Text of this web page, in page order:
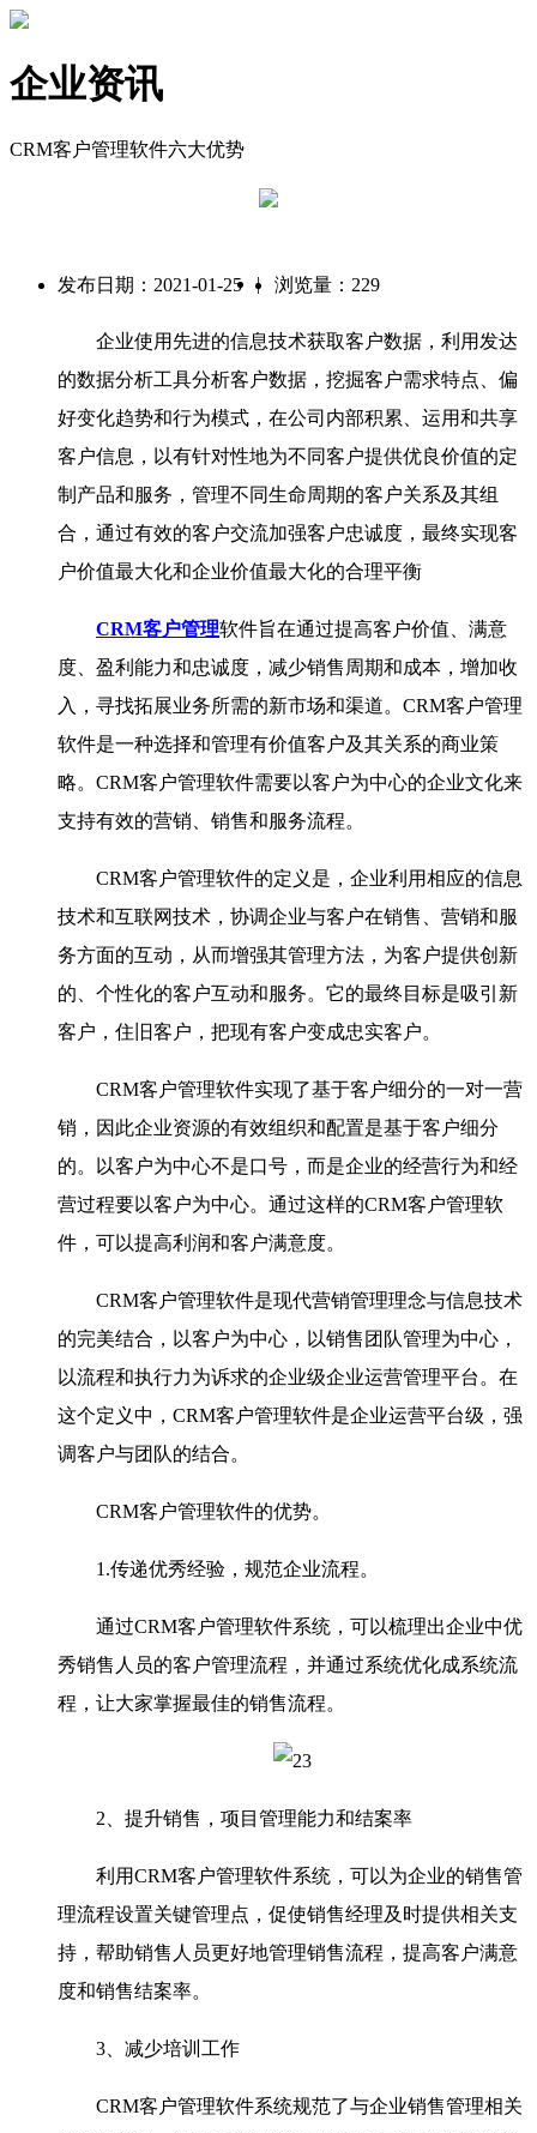
企业资讯
CRM客户管理软件六大优势
发布日期：2021-01-25 | 浏览量：229
企业使用先进的信息技术获取客户数据，利用发达
的数据分析工具分析客户数据，挖掘客户需求特点、偏
好变化趋势和行为模式，在公司内部积累、运用和共享
客户信息，以有针对性地为不同客户提供优良价值的定
制产品和服务，管理不同生命周期的客户关系及其组
合，通过有效的客户交流加强客户忠诚度，最终实现客
户价值最大化和企业价值最大化的合理平衡
CRM客户管理软件旨在通过提高客户价值、满意
度、盈利能力和忠诚度，减少销售周期和成本，增加收
入，寻找拓展业务所需的新市场和渠道。CRM客户管理
软件是一种选择和管理有价值客户及其关系的商业策
略。CRM客户管理软件需要以客户为中心的企业文化来
支持有效的营销、销售和服务流程。
CRM客户管理软件的定义是，企业利用相应的信息
技术和互联网技术，协调企业与客户在销售、营销和服
务方面的互动，从而增强其管理方法，为客户提供创新
的、个性化的客户互动和服务。它的最终目标是吸引新
客户，住旧客户，把现有客户变成忠实客户。
CRM客户管理软件实现了基于客户细分的一对一营
销，因此企业资源的有效组织和配置是基于客户细分
的。以客户为中心不是口号，而是企业的经营行为和经
营过程要以客户为中心。通过这样的CRM客户管理软
件，可以提高利润和客户满意度。
CRM客户管理软件是现代营销管理理念与信息技术
的完美结合，以客户为中心，以销售团队管理为中心，
以流程和执行力为诉求的企业级企业运营管理平台。在
这个定义中，CRM客户管理软件是企业运营平台级，强
调客户与团队的结合。
CRM客户管理软件的优势。
1.传递优秀经验，规范企业流程。
通过CRM客户管理软件系统，可以梳理出企业中优
秀销售人员的客户管理流程，并通过系统优化成系统流
程，让大家掌握最佳的销售流程。
2、提升销售，项目管理能力和结案率
利用CRM客户管理软件系统，可以为企业的销售管
理流程设置关键管理点，促使销售经理及时提供相关支
持，帮助销售人员更好地管理销售流程，提高客户满意
度和销售结案率。
3、减少培训工作
CRM客户管理软件系统规范了与企业销售管理相关